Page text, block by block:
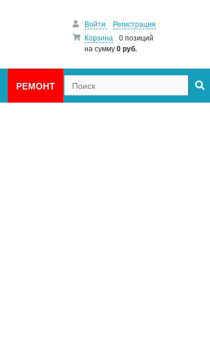
Войти
Регистрация
Корзина
0 позиций
на сумму0 руб.
РЕМОНТ